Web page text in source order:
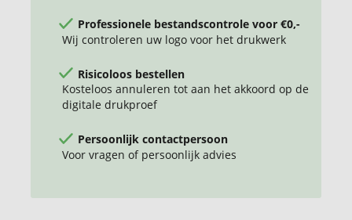
Professionele bestandscontrole voor €0,-
Wij controleren uw logo voor het drukwerk
Risicoloos bestellen
Kosteloos annuleren tot aan het akkoord op de
digitale drukproef
Persoonlijk contactpersoon
Voor vragen of persoonlijk advies